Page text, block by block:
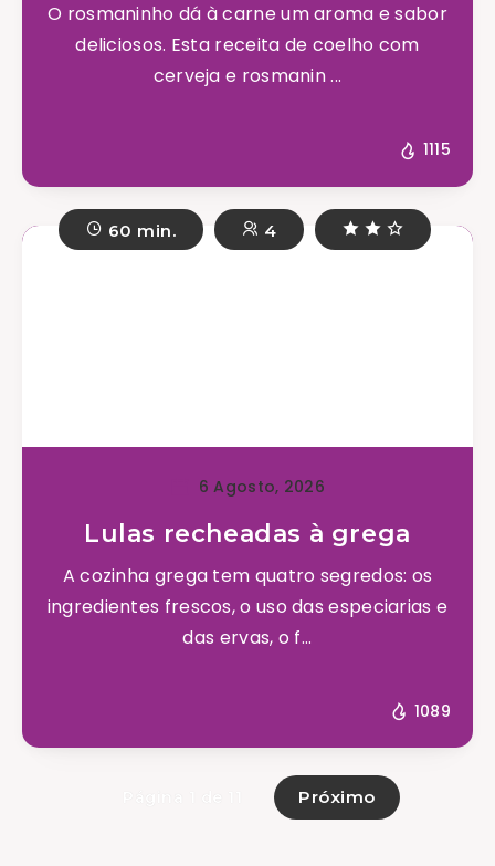
O rosmaninho dá à carne um aroma e sabor
deliciosos. Esta receita de coelho com
cerveja e rosmanin ...
1115
60 min. 4
6 Agosto, 2026
Lulas recheadas à grega
A cozinha grega tem quatro segredos: os
ingredientes frescos, o uso das especiarias e
das ervas, o f...
1089
Próximo